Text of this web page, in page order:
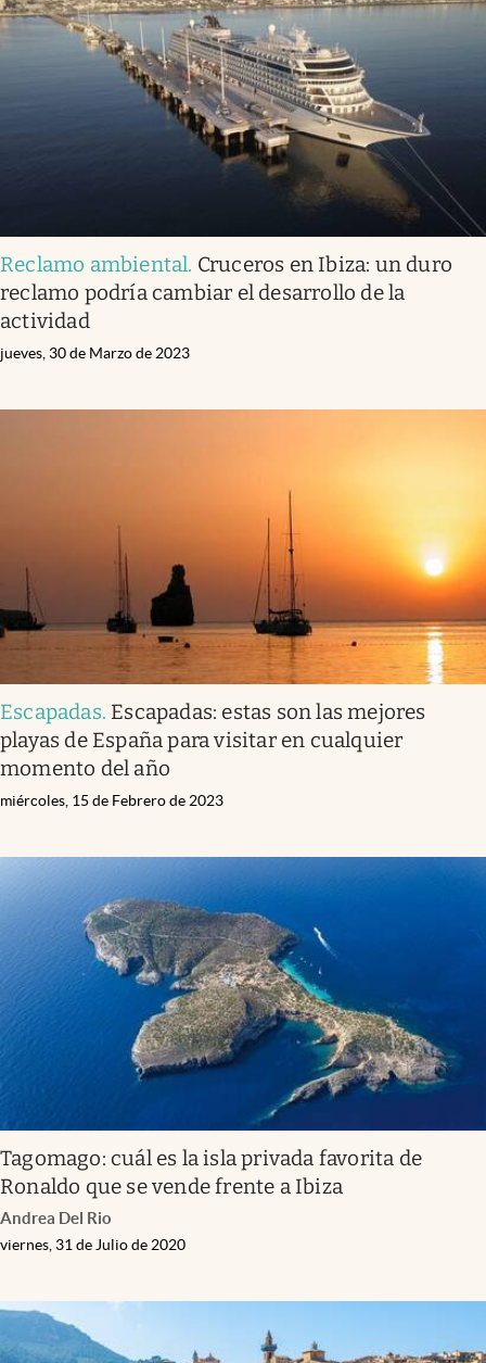
Reclamo ambiental. Cruceros en Ibiza: un duro
reclamo podría cambiar el desarrollo de la
actividad
jueves, 30 de Marzo de 2023
Escapadas. Escapadas: estas son las mejores
playas de España para visitar en cualquier
momento del año
miércoles, 15 de Febrero de 2023
Tagomago: cuál es la isla privada favorita de
Ronaldo que se vende frente a Ibiza
Andrea Del Rio
viernes, 31 de Julio de 2020